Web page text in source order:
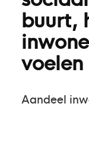
buurt,
voelen
Aandeel